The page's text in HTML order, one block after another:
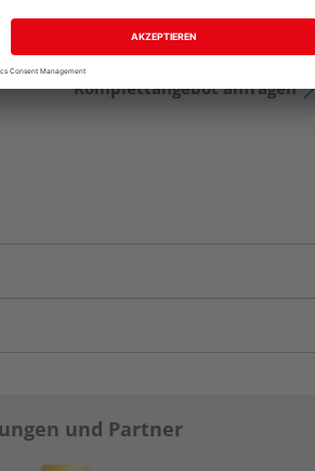
In
Komplettangebot anfragen
und Partner